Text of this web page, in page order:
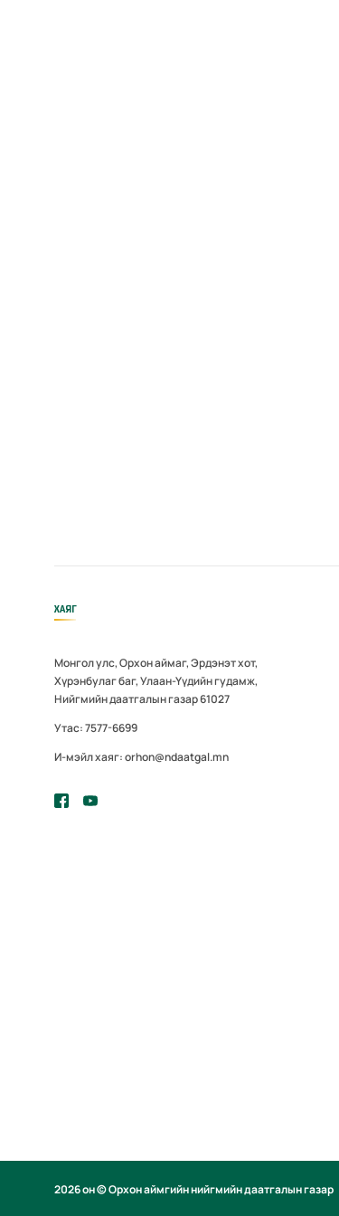
ХАЯГ
Монгол улс, Орхон аймаг, Эрдэнэт хот,
Хүрэнбулаг баг, Улаан-Үүдийн гудамж,
Нийгмийн даатгалын газар 61027
Утас: 7577-6699
И-мэйл хаяг: orhon@ndaatgal.mn
2026 он © Орхон аймгийн нийгмийн даатгалын газар